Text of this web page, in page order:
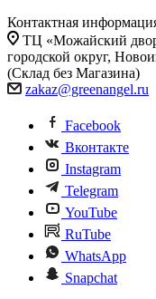
Контактная
ТЦ «Можайский
городской округ,
(Склад без Магазина)
zakaz@greenangel.ru
Facebook
Вконтакте
Instagram
Telegram
YouTube
RuTube
WhatsApp
Snapchat